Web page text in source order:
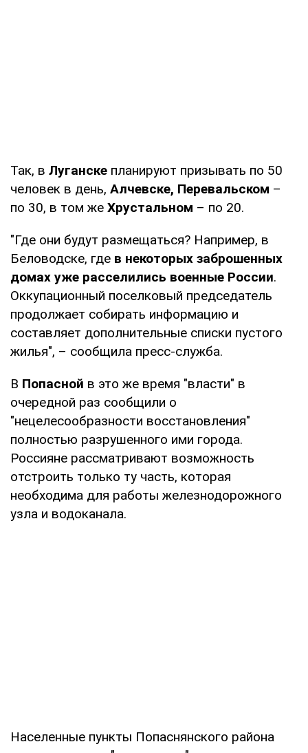
Так, в Луганске планируют призывать по 50
человек в день, Алчевске, Перевальском –
по 30, в том же Хрустальном – по 20.
"Где они будут размещаться? Например, в
Беловодске, где в некоторых заброшенных
домах уже расселились военные России.
Оккупационный поселковый председатель
продолжает собирать информацию и
составляет дополнительные списки пустого
жилья", – сообщила пресс-служба.
В Попасной в это же время "власти" в
очередной раз сообщили о
"нецелесообразности восстановления"
полностью разрушенного ими города.
Россияне рассматривают возможность
отстроить только ту часть, которая
необходима для работы железнодорожного
узла и водоканала.
Населенные пункты Попаснянского района